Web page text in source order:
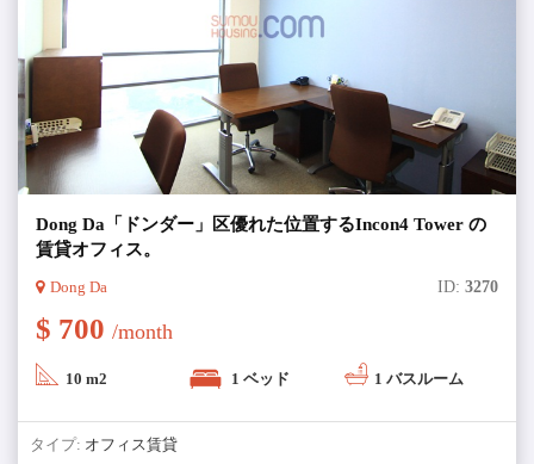
Dong Da「ドンダー」区優れた位置するIncon4 Tower の
賃貸オフィス。
Dong Da ID: 3270
$ 700 /month
10 m2 1 ベッド 1 バスルーム
タイプ: オフィス賃貸